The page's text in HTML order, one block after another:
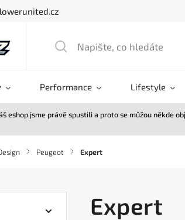
Performance Lifestyle
eshop jsme právě spustili a proto se můžou někde
/ Peugeot / Expert
Expert